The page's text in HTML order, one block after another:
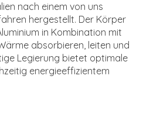
nach einem von uns
hergestellt. Der Körper
in Kombination mit
absorbieren, leiten und
Legierung bietet optimale
energieeffizientem